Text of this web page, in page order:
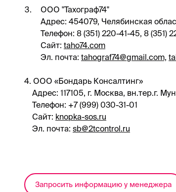
ООО "Тахограф74"
Адрес: 454079, Челябинская
Телефон: 8 (351) 220-41-45, 8 (351)
Сайт: taho74.com
Эл. почта: tahograf74@gmail.com,
4. ООО «Бондарь Консалтинг»
Адрес: 117105, г. Москва, вн.тер.г.
Телефон: +7 (999) 030-31-01
Сайт: knopka-sos.ru
Эл. почта: sb@2tcontrol.ru
Запросить информацию у менеджера